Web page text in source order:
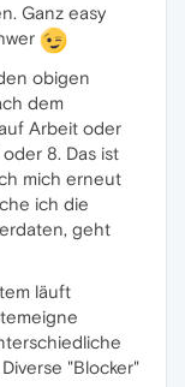
Ganz easy
obigen
dem
Arbeit oder
8. Das ist
mich erneut
ich die
geht
läuft
"Blocker"